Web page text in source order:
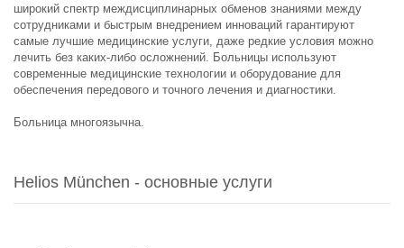
широкий спектр междисциплинарных обменов знаниями между
сотрудниками и быстрым внедрением инноваций гарантируют
самые лучшие медицинские услуги, даже редкие условия можно
лечить без каких-либо осложнений. Больницы используют
современные медицинские технологии и оборудование для
обеспечения передового и точного лечения и диагностики.
Больница многоязычна.
Helios München - основные услуги